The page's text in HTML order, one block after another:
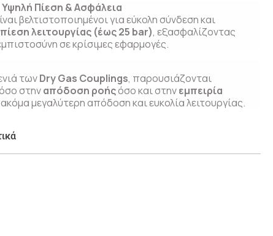
Πίεση & Ασφάλεια
βελτιστοποιημένοι για εύκολη σύνδεση και
λειτουργίας (έως 25 bar), εξασφαλίζοντας
σε κρίσιμες εφαρμογές.
τωνDry Gas Couplings, παρουσιάζονται
στηναπόδοση ροήςόσο και στηνεμπειρία
μεγαλύτερη απόδοση και ευκολία λειτουργίας.